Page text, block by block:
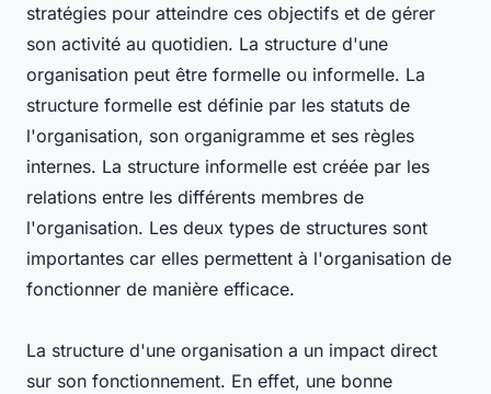
stratégies pour atteindre ces objectifs et de gérer
son activité au quotidien. La structure d'une
organisation peut être formelle ou informelle. La
structure formelle est définie par les statuts de
l'organisation, son organigramme et ses règles
internes. La structure informelle est créée par les
relations entre les différents membres de
l'organisation. Les deux types de structures sont
importantes car elles permettent à l'organisation de
fonctionner de manière efficace.
La structure d'une organisation a un impact direct
sur son fonctionnement. En effet, une bonne